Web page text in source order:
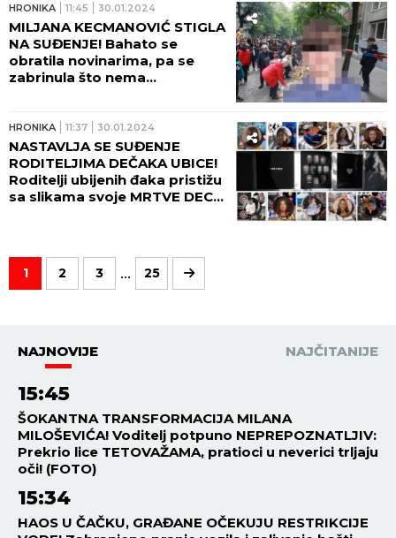
HRONIKA 11:45 30.01.2024
MILJANA KECMANOVIĆ STIGLA
NA SUĐENJE! Bahato se
obratila novinarima, pa se
zabrinula što nema
HRONIKA 11:37 30.01.2024
NASTAVLJA SE SUĐENJE
RODITELJIMA DEČAKA UBICE!
Roditelji ubijenih đaka pristižu
sa slikama svoje MRTVE DECE
1 2 3 ... 25
NAJNOVIJE NAJČITANIJE
15:45
ŠOKANTNA TRANSFORMACIJA MILANA
MILOŠEVIĆA! Voditelj potpuno NEPREPOZNATLJIV:
Prekrio lice TETOVAŽAMA, pratioci u neverici trljaju
oči! (FOTO)
15:34
HAOS U ČAČKU, GRAĐANE OČEKUJU RESTRIKCIJE